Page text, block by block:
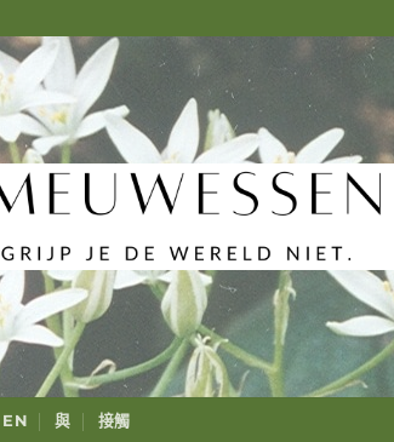
EN 與 接觸